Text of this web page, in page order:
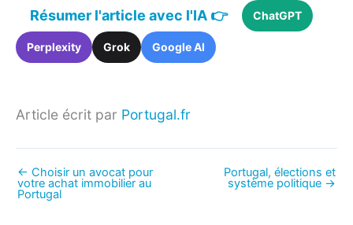
Résumer l'article avec l'IA 👉 ChatGPT
Perplexity Grok Google AI
Article écrit par Portugal.fr
← Choisir un avocat pour
votre achat immobilier au
Portugal
Portugal, élections et
système politique →